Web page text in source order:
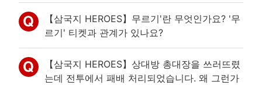
【삼국지 HEROES】무르기'란 무엇인가요? '무
르기' 티켓과 관계가 있나요?
【삼국지 HEROES】상대방 총대장을 쓰러뜨렸
는데 전투에서 패배 처리되었습니다. 왜 그런가